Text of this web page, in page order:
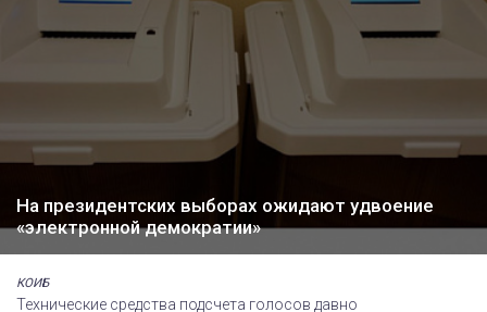
На президентских выборах ожидают удвоение
«электронной демократии»
КОИБ
Технические средства подсчета голосов давно